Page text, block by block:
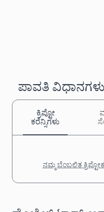
ಪಾವತಿ ವಿಧಾನಗಳು
ಕ್ರಿಪ್ಟೋ
ಕರೆನ್ಸಿಗಳು
ನಮ್ಮ ಬೆಂಬಲಿತ